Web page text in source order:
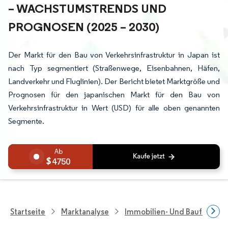
WACHSTUMSTRENDS UND P
ROGNOSEN (2025 – 2030)
Der Markt für den Bau von Verkehrsinfrastruktur in Japan ist
nach Typ segmentiert (Straßenwege, Eisenbahnen, Häfen,
Landverkehr und Fluglinien). Der Bericht bietet Marktgröße und
Prognosen für den japanischen Markt für den Bau von
Verkehrsinfrastruktur in Wert (USD) für alle oben genannten
Segmente.
4750
Startseite Marktanalyse Immobilien- Und